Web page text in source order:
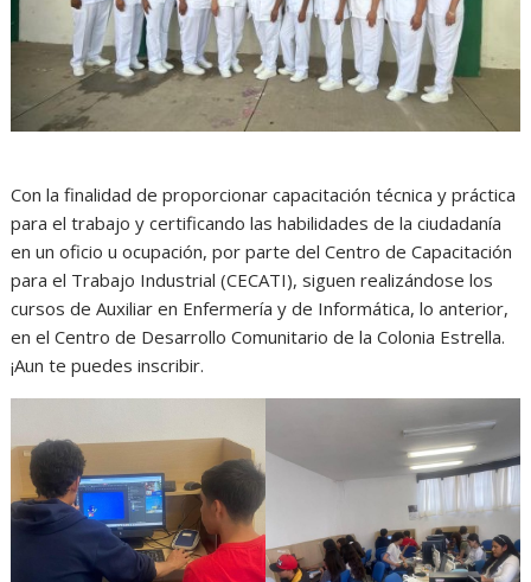
Con la finalidad de proporcionar capacitación técnica y práctica
para el trabajo y certificando las habilidades de la ciudadanía
en un oficio u ocupación, por parte del Centro de Capacitación
para el Trabajo Industrial (CECATI), siguen realizándose los
cursos de Auxiliar en Enfermería y de Informática, lo anterior,
en el Centro de Desarrollo Comunitario de la Colonia Estrella.
¡Aun te puedes inscribir.